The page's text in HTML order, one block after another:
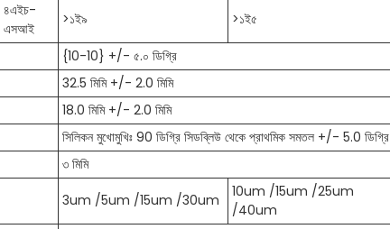
৪এইচ-
এসআই
>১ই৯ >১ই৫
{10-10} +/- ৫.০ ডিগ্রি
32.5 মিমি +/- 2.0 মিমি
18.0 মিমি +/- 2.0 মিমি
সিলিকন মুখোমুখিঃ 90 ডিগ্রি সিডব্লিউ থেকে প্রাথমিক সমতল +/- 5.0 ডিগ্রি
৩ মিমি
3um /5um /15um /30um
10um /15um /25um
/40um